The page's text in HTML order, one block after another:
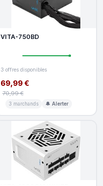
VITA-750BD
3 offres disponibles
69,99 €
70,99 €
3 marchands 🔔 Alerter